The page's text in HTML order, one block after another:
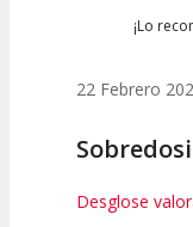
¡Lo
22 Febrero
Desglose